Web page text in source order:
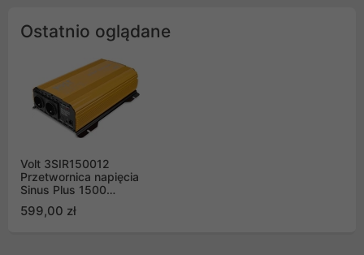
Ostatnio oglądane
Volt 3SIR150012
Przetwornica napięcia
Sinus Plus 1500
z pilotem
599,00 zł